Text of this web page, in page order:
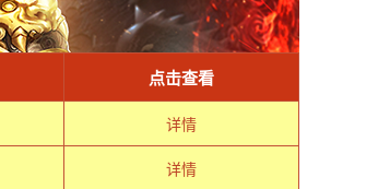
点击查看
详情
详情